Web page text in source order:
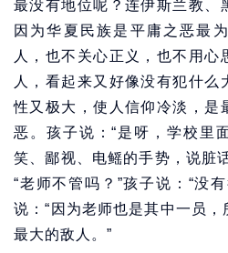
最没有地位呢？连伊斯兰教、
因为华夏民族是平庸之恶最
人，也不关心正义，也不用心
人，看起来又好像没有犯什么
性又极大，使人信仰冷淡，是
恶。孩子说：“是呀，学校里
笑、鄙视、电鳐的手势，说脏
“老师不管吗？”孩子说：“没
说：“因为老师也是其中一员
最大的敌人。”